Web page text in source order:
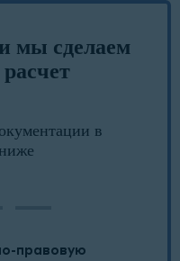
мы сделаем
в
правовую